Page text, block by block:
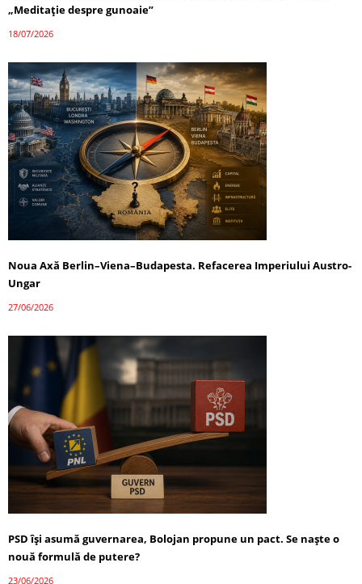
„Meditație despre gunoaie”
18/07/2026
Noua Axă Berlin–Viena–Budapesta. Refacerea Imperiului Austro-
Ungar
27/06/2026
PSD își asumă guvernarea, Bolojan propune un pact. Se naște o
nouă formulă de putere?
23/06/2026